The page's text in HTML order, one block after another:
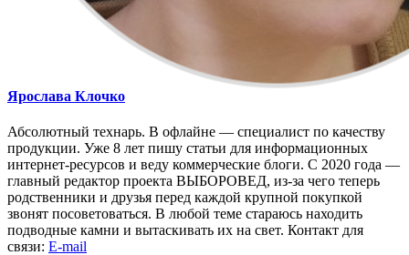
Ярослава Клочко
Абсолютный технарь. В офлайне — специалист по качеству
продукции. Уже 8 лет пишу статьи для информационных
интернет-ресурсов и веду коммерческие блоги. С 2020 года —
главный редактор проекта ВЫБОРОВЕД, из-за чего теперь
родственники и друзья перед каждой крупной покупкой
звонят посоветоваться. В любой теме стараюсь находить
подводные камни и вытаскивать их на свет. Контакт для
связи: E-mail